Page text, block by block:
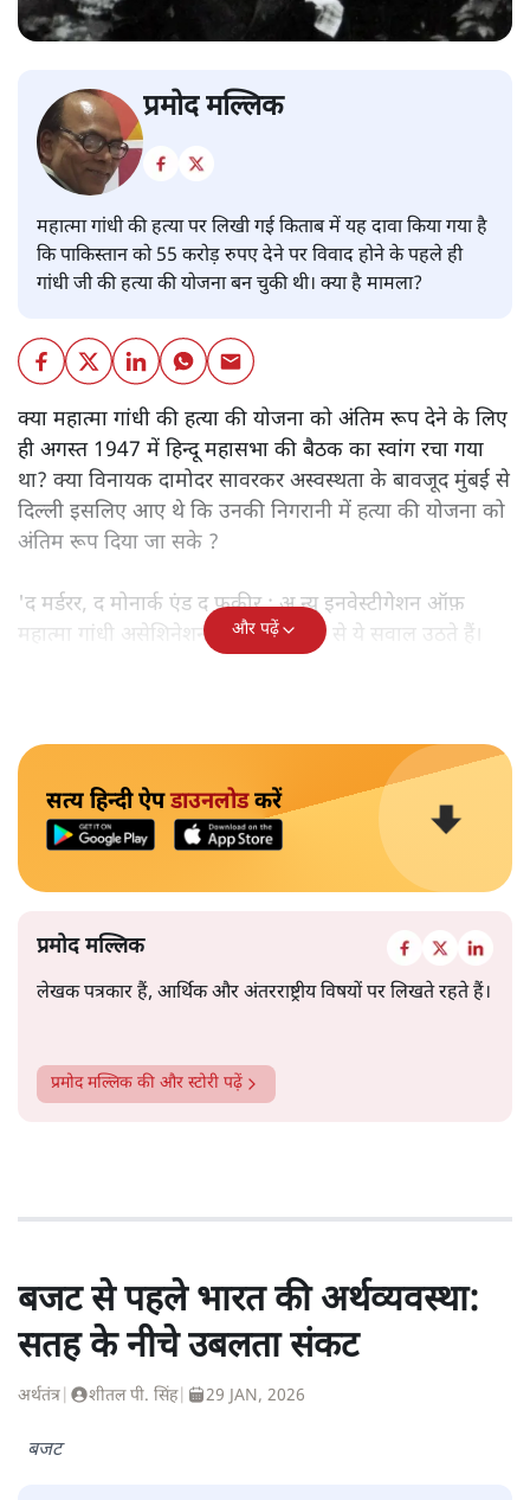
प्रमोद मल्लिक
महात्मा गांधी की हत्या पर लिखी गई किताब में यह दावा किया गया है
कि पाकिस्तान को 55 करोड़ रुपए देने पर विवाद होने के पहले ही
गांधी जी की हत्या की योजना बन चुकी थी। क्या है मामला?
क्या महात्मा गांधी की हत्या की योजना को अंतिम रूप देने के लिए
ही अगस्त 1947 में हिन्दू महासभा की बैठक का स्वांग रचा गया
था? क्या विनायक दामोदर सावरकर अस्वस्थता के बावजूद मुंबई से
दिल्ली इसलिए आए थे कि उनकी निगरानी में हत्या की योजना को
अंतिम रूप दिया जा सके ?
'द मर्डरर, द मोनार्क एंड द फ़कीर : अ न्यू इनवेस्टीगेशन ऑफ़
महात्मा गांधी असेशिनेशन' नामक किताब से ये सवाल उठते हैं।
और पढ़ें
सत्य हिन्दी ऐपडाउनलोडकरें
प्रमोद मल्लिक
लेखक पत्रकार हैं, आर्थिक और अंतरराष्ट्रीय विषयों पर लिखते रहते हैं।
प्रमोद मल्लिक की और स्टोरी पढ़ें
बजट से पहले भारत की अर्थव्यवस्था:
सतह के नीचे उबलता संकट
अर्थतंत्र शीतल पी. सिंह| 29 JAN, 2026